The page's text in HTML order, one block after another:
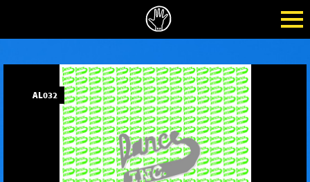
AL032